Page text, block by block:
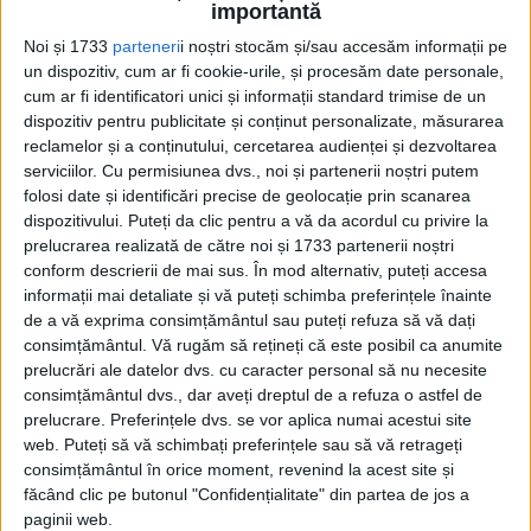
importantă
Noi și 1733 partenerii noștri stocăm și/sau accesăm informații pe
un dispozitiv, cum ar fi cookie-urile, și procesăm date personale,
cum ar fi identificatori unici și informații standard trimise de un
dispozitiv pentru publicitate și conținut personalizate, măsurarea
reclamelor și a conținutului, cercetarea audienței și dezvoltarea
serviciilor. Cu permisiunea dvs., noi și partenerii noștri putem
folosi date și identificări precise de geolocație prin scanarea
dispozitivului. Puteți da clic pentru a vă da acordul cu privire la
prelucrarea realizată de către noi și 1733 partenerii noștri
conform descrierii de mai sus. În mod alternativ, puteți accesa
informații mai detaliate și vă puteți schimba preferințele înainte
de a vă exprima consimțământul sau puteți refuza să vă dați
consimțământul. Vă rugăm să rețineți că este posibil ca anumite
prelucrări ale datelor dvs. cu caracter personal să nu necesite
consimțământul dvs., dar aveți dreptul de a refuza o astfel de
prelucrare. Preferințele dvs. se vor aplica numai acestui site
web. Puteți să vă schimbați preferințele sau să vă retrageți
consimțământul în orice moment, revenind la acest site și
făcând clic pe butonul "Confidențialitate" din partea de jos a
paginii web.
Cupa Mondială...
Cea mai mare revistă de istorie din Europa!.
Media KIT
PORTOFOLIU
Capital
Evenimentul Zilei
Doctorul Zilei